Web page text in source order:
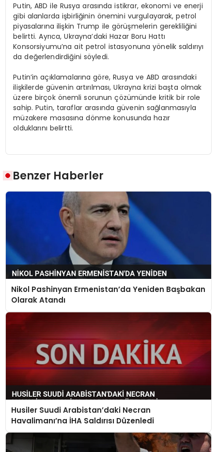
Putin, ABD ile Rusya arasında istikrar, ekonomi ve enerji
gibi alanlarda işbirliğinin önemini vurgulayarak, petrol
piyasalarına ilişkin Trump ile görüşmelerin gerekliliğini
belirtti. Ayrıca, Ukrayna’daki Hazar Boru Hattı
Konsorsiyumu’na ait petrol istasyonuna yönelik saldırıyı
da değerlendirdiğini söyledi.
Putin’in açıklamalarına göre, Rusya ve ABD arasındaki
ilişkilerde güvenin artırılması, Ukrayna krizi başta olmak
üzere birçok önemli sorunun çözümünde kritik bir role
sahip. Putin, taraflar arasında güvenin sağlanmasıyla
müzakere masasına dönme konusunda hazır
olduklarını belirtti.
Benzer Haberler
Nikol Pashinyan Ermenistan’da Yeniden Başbakan
Olarak Atandı
Husiler Suudi Arabistan’daki Necran
Havalimanı’na İHA Saldırısı Düzenledi